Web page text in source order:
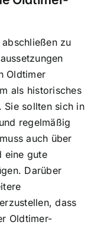
zu
Oldtimer
als historisches
Sie sollten sich in
regelmäßig
auch über
eine gute
Darüber
dass
Oldtimer-